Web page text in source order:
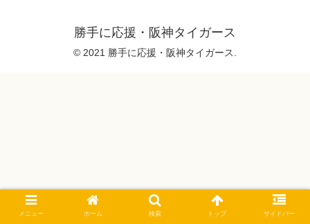
勝手に応援・阪神タイガース
© 2021 勝手に応援・阪神タイガース.
メニュー ホーム 検索 トップ サイドバー